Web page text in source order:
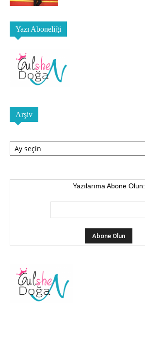
Yazı Aboneliği
Arşiv
Arşiv
Yazılarıma Abone Olun: